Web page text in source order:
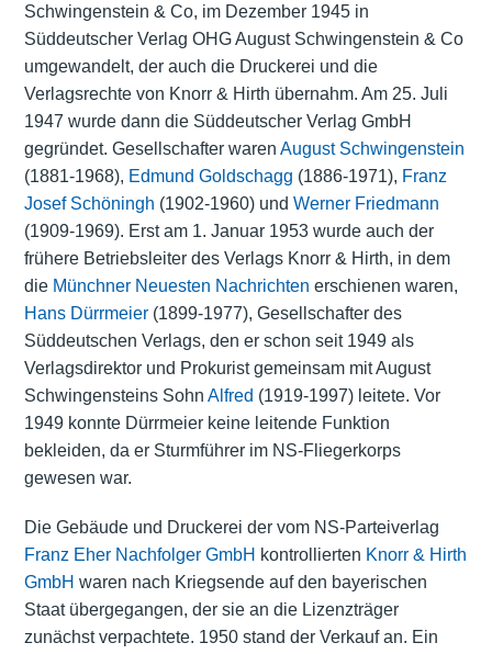
Schwingenstein & Co, im Dezember 1945 in
Süddeutscher Verlag OHG August Schwingenstein & Co
umgewandelt, der auch die Druckerei und die
Verlagsrechte von Knorr & Hirth übernahm. Am 25. Juli
1947 wurde dann die Süddeutscher Verlag GmbH
gegründet. Gesellschafter waren August Schwingenstein
(1881-1968), Edmund Goldschagg (1886-1971), Franz
Josef Schöningh (1902-1960) und Werner Friedmann
(1909-1969). Erst am 1. Januar 1953 wurde auch der
frühere Betriebsleiter des Verlags Knorr & Hirth, in dem
die Münchner Neuesten Nachrichten erschienen waren,
Hans Dürrmeier(1899-1977), Gesellschafter des
Süddeutschen Verlags, den er schon seit 1949 als
Verlagsdirektor und Prokurist gemeinsam mit August
Schwingensteins Sohn Alfred (1919-1997) leitete. Vor
1949 konnte Dürrmeier keine leitende Funktion
bekleiden, da er Sturmführer im NS-Fliegerkorps
gewesen war.
Die Gebäude und Druckerei der vom NS-Parteiverlag
Franz Eher Nachfolger GmbH kontrollierten Knorr & Hirth
GmbH waren nach Kriegsende auf den bayerischen
Staat übergegangen, der sie an die Lizenzträger
zunächst verpachtete. 1950 stand der Verkauf an. Ein